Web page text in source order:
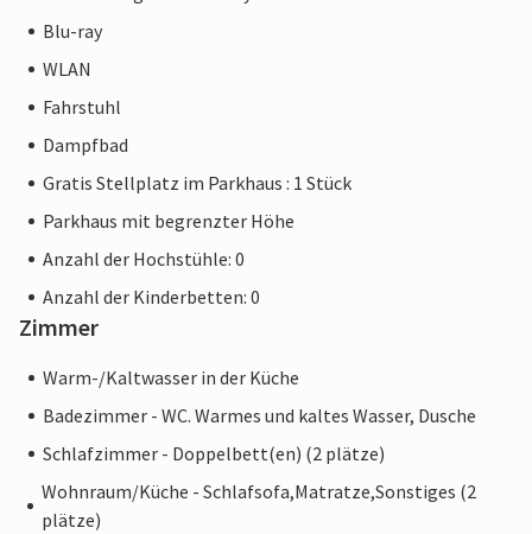
Blu-ray
WLAN
Fahrstuhl
Dampfbad
Gratis Stellplatz im Parkhaus : 1 Stück
Parkhaus mit begrenzter Höhe
Anzahl der Hochstühle: 0
Anzahl der Kinderbetten: 0
Zimmer
Warm-/Kaltwasser in der Küche
Badezimmer - WC. Warmes und kaltes Wasser, Dusche
Schlafzimmer - Doppelbett(en) (2 plätze)
Wohnraum/Küche - Schlafsofa,Matratze,Sonstiges (2
plätze)